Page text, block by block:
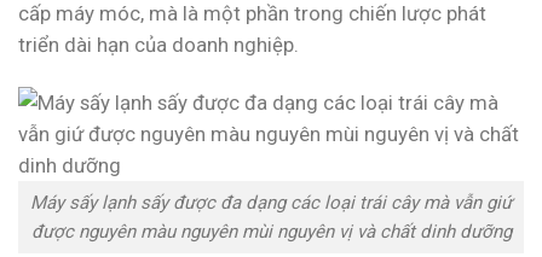
cấp máy móc, mà là một phần trong chiến lược phát
triển dài hạn của doanh nghiệp.
Máy sấy lạnh sấy được đa dạng các loại trái cây mà vẫn giứ
được nguyên màu nguyên mùi nguyên vị và chất dinh dưỡng